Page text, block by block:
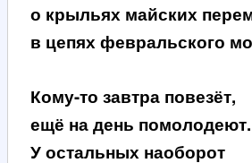
о крыльях майских
в цепях февральского
Кому-то завтра повезёт,
ещё на день помолодеют.
У остальных наоборот